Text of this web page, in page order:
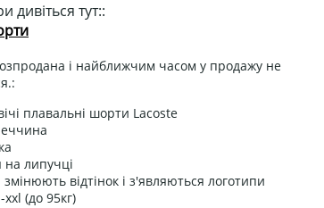
дивіться тут::
і найближчим часом у продажу не
плавальні шорти Lacoste
липучці
відтінок і з'являються логотипи
(до 95кг)